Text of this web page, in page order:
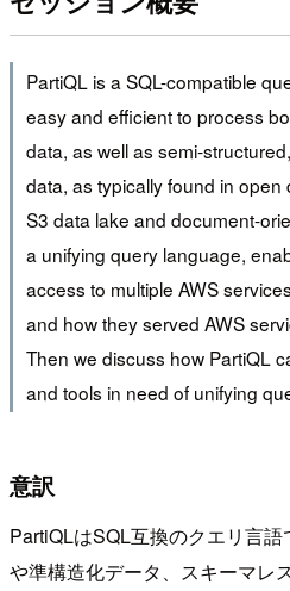
PartiQL is a SQL-compatible
easy and efficient to process
data, as well as semi-
data, as typically found in
S3 data lake and document-
a unifying query language,
access to multiple AWS
and how they served AWS
Then we discuss how PartiQL
and tools in need of unifying
意訳
PartiQLはSQL互換のクエリ言
や準構造化データ、スキーマレ